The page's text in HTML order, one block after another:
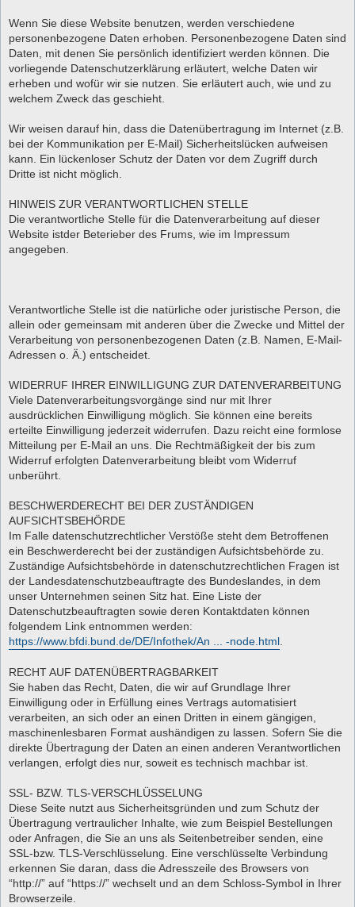
Wenn Sie diese Website benutzen, werden verschiedene
personenbezogene Daten erhoben. Personenbezogene Daten sind
Daten, mit denen Sie persönlich identifiziert werden können. Die
vorliegende Datenschutzerklärung erläutert, welche Daten wir
erheben und wofür wir sie nutzen. Sie erläutert auch, wie und zu
welchem Zweck das geschieht.
Wir weisen darauf hin, dass die Datenübertragung im Internet (z.B.
bei der Kommunikation per E-Mail) Sicherheitslücken aufweisen
kann. Ein lückenloser Schutz der Daten vor dem Zugriff durch
Dritte ist nicht möglich.
HINWEIS ZUR VERANTWORTLICHEN STELLE
Die verantwortliche Stelle für die Datenverarbeitung auf dieser
Website istder Beterieber des Frums, wie im Impressum
angegeben.
Verantwortliche Stelle ist die natürliche oder juristische Person, die
allein oder gemeinsam mit anderen über die Zwecke und Mittel der
Verarbeitung von personenbezogenen Daten (z.B. Namen, E-Mail-
Adressen o. Ä.) entscheidet.
WIDERRUF IHRER EINWILLIGUNG ZUR DATENVERARBEITUNG
Viele Datenverarbeitungsvorgänge sind nur mit Ihrer
ausdrücklichen Einwilligung möglich. Sie können eine bereits
erteilte Einwilligung jederzeit widerrufen. Dazu reicht eine formlose
Mitteilung per E-Mail an uns. Die Rechtmäßigkeit der bis zum
Widerruf erfolgten Datenverarbeitung bleibt vom Widerruf
unberührt.
BESCHWERDERECHT BEI DER ZUSTÄNDIGEN
AUFSICHTSBEHÖRDE
Im Falle datenschutzrechtlicher Verstöße steht dem Betroffenen
ein Beschwerderecht bei der zuständigen Aufsichtsbehörde zu.
Zuständige Aufsichtsbehörde in datenschutzrechtlichen Fragen ist
der Landesdatenschutzbeauftragte des Bundeslandes, in dem
unser Unternehmen seinen Sitz hat. Eine Liste der
Datenschutzbeauftragten sowie deren Kontaktdaten können
folgendem Link entnommen werden:
https://www.bfdi.bund.de/DE/Infothek/An ... -node.html
RECHT AUF DATENÜBERTRAGBARKEIT
Sie haben das Recht, Daten, die wir auf Grundlage Ihrer
Einwilligung oder in Erfüllung eines Vertrags automatisiert
verarbeiten, an sich oder an einen Dritten in einem gängigen,
maschinenlesbaren Format aushändigen zu lassen. Sofern Sie die
direkte Übertragung der Daten an einen anderen Verantwortlichen
verlangen, erfolgt dies nur, soweit es technisch machbar ist.
SSL- BZW. TLS-VERSCHLÜSSELUNG
Diese Seite nutzt aus Sicherheitsgründen und zum Schutz der
Übertragung vertraulicher Inhalte, wie zum Beispiel Bestellungen
oder Anfragen, die Sie an uns als Seitenbetreiber senden, eine
SSL-bzw. TLS-Verschlüsselung. Eine verschlüsselte Verbindung
erkennen Sie daran, dass die Adresszeile des Browsers von
“http://” auf “https://” wechselt und an dem Schloss-Symbol in Ihrer
Browserzeile.